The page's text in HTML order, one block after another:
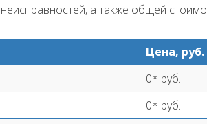
а также общей
Цена, руб.
0* руб.
0* руб.